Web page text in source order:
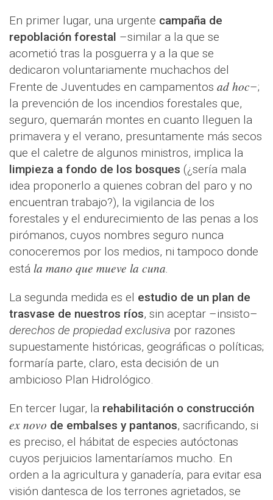
En primer lugar, una urgente campaña de
repoblación forestal –similar a la que se
acometió tras la posguerra y a la que se
dedicaron voluntariamente muchachos del
Frente de Juventudes en campamentos ad hoc–;
la prevención de los incendios forestales que,
seguro, quemarán montes en cuanto lleguen la
primavera y el verano, presuntamente más secos
que el caletre de algunos ministros, implica la
limpieza a fondo de los bosques (¿sería mala
idea proponerlo a quienes cobran del paro y no
encuentran trabajo?), la vigilancia de los
forestales y el endurecimiento de las penas a los
pirómanos, cuyos nombres seguro nunca
conoceremos por los medios, ni tampoco donde
está la mano que mueve la cuna.
La segunda medida es el estudio de un plan de
trasvase de nuestros ríos, sin aceptar –insisto–
derechos de propiedad exclusiva por razones
supuestamente históricas, geográficas o políticas;
formaría parte, claro, esta decisión de un
ambicioso Plan Hidrológico.
En tercer lugar, la rehabilitación o construcción
ex novo de embalses y pantanos, sacrificando, si
es preciso, el hábitat de especies autóctonas
cuyos perjuicios lamentaríamos mucho. En
orden a la agricultura y ganadería, para evitar esa
visión dantesca de los terrones agrietados, se